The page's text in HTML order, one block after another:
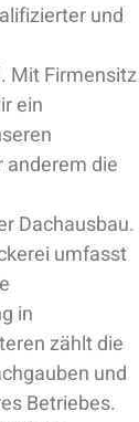
und
Mit Firmensitz
ein
die
Dachausbau.
umfasst
in
zählt die
und
Betriebes.